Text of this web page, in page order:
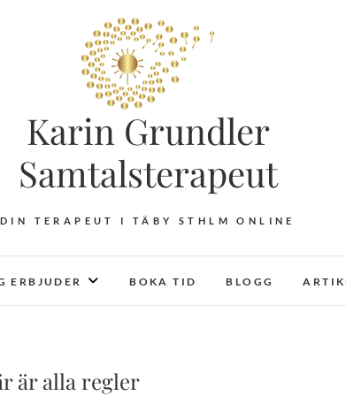
Karin Grundler
Samtalsterapeut
DIN TERAPEUT I TÄBY STHLM ONLINE
ERBJUDER BOKA TID BLOGG
är alla regler